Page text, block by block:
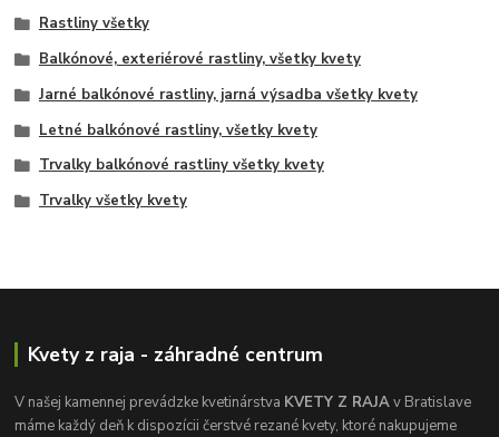
Rastliny všetky
Balkónové, exteriérové rastliny, všetky kvety
Jarné balkónové rastliny, jarná výsadba všetky kvety
Letné balkónové rastliny, všetky kvety
Trvalky balkónové rastliny všetky kvety
Trvalky všetky kvety
Kvety z raja - záhradné centrum
V našej kamennej prevádzke kvetinárstva KVETY Z RAJAv Bratislave
máme každý deň k dispozícii čerstvé rezané kvety, ktoré nakupujeme